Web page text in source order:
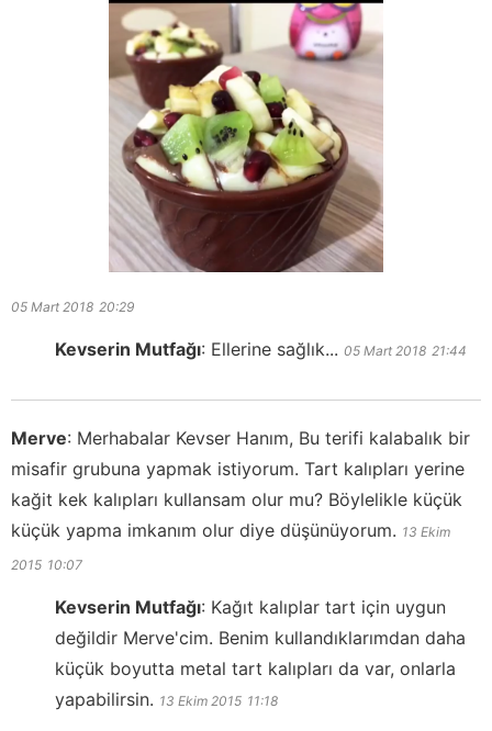
05 Mart 2018 20:29
Kevserin Mutfağı: Ellerine sağlık... 05 Mart 2018 21:44
Merve: Merhabalar Kevser Hanım, Bu terifi kalabalık bir
misafir grubuna yapmak istiyorum. Tart kalıpları yerine
kağit kek kalıpları kullansam olur mu? Böylelikle küçük
küçük yapma imkanım olur diye düşünüyorum. 13 Ekim
2015 10:07
Kevserin Mutfağı: Kağıt kalıplar tart için uygun
değildir Merve'cim. Benim kullandıklarımdan daha
küçük boyutta metal tart kalıpları da var, onlarla
yapabilirsin. 13 Ekim 2015 11:18